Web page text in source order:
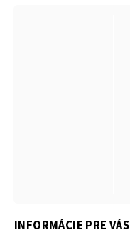
INFORMÁCIE PRE VÁS